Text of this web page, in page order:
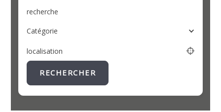
recherche
Catégorie
localisation
RECHERCHER